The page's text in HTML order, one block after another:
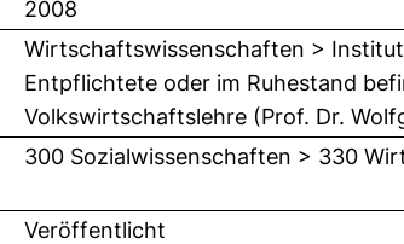
2008
Wirtschaftswissenschaften >
Entpflichtete oder im Ruhestand
Volkswirtschaftslehre (Prof. Dr.
300 Sozialwissenschaften > 330
Veröffentlicht